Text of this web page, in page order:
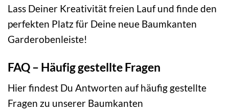
Lass Deiner Kreativität freien Lauf und finde den
perfekten Platz für Deine neue Baumkanten
Garderobenleiste!
FAQ – Häufig gestellte Fragen
Hier findest Du Antworten auf häufig gestellte
Fragen zu unserer Baumkanten